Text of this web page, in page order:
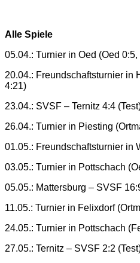
Alle Spiele
05.04.: Turnier in Oed (Oed
20.04.: Freundschaftsturnier in
4:21)
23.04.: SVSF – Ternitz 4:4
26.04.: Turnier in Piesting
01.05.: Freundschaftsturnier in
03.05.: Turnier in Pottschach
05.05.: Mattersburg – SVSF
11.05.: Turnier in Felixdorf
24.05.: Turnier in Pottschach
27.05.: Ternitz – SVSF 2:2